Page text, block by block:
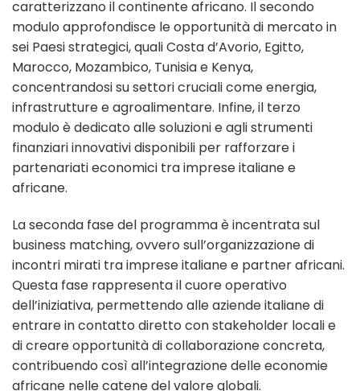
caratterizzano il continente africano. Il secondo
modulo approfondisce le opportunità di mercato in
sei Paesi strategici, quali Costa d’Avorio, Egitto,
Marocco, Mozambico, Tunisia e Kenya,
concentrandosi su settori cruciali come energia,
infrastrutture e agroalimentare. Infine, il terzo
modulo è dedicato alle soluzioni e agli strumenti
finanziari innovativi disponibili per rafforzare i
partenariati economici tra imprese italiane e
africane.
La seconda fase del programma è incentrata sul
business matching, ovvero sull’organizzazione di
incontri mirati tra imprese italiane e partner africani.
Questa fase rappresenta il cuore operativo
dell’iniziativa, permettendo alle aziende italiane di
entrare in contatto diretto con stakeholder locali e
di creare opportunità di collaborazione concreta,
contribuendo così all’integrazione delle economie
africane nelle catene del valore globali.